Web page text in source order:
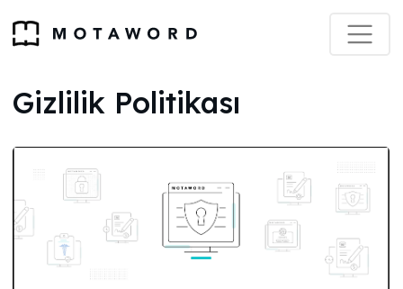
Gizlilik Politikası